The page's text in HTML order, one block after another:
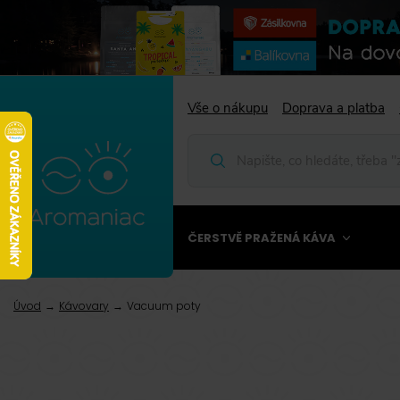
Vše o nákupu Doprava a platba
ČERSTVĚ PRAŽENÁ KÁVA
Úvod Kávovary Vacuum poty